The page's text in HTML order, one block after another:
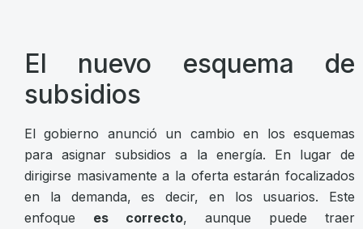
El nuevo esquema de
subsidios
El gobierno anunció un cambio en los esquemas
para asignar subsidios a la energía. En lugar de
dirigirse masivamente a la oferta estarán focalizados
en la demanda, es decir, en los usuarios. Este
enfoque
es correcto, aunque puede traer